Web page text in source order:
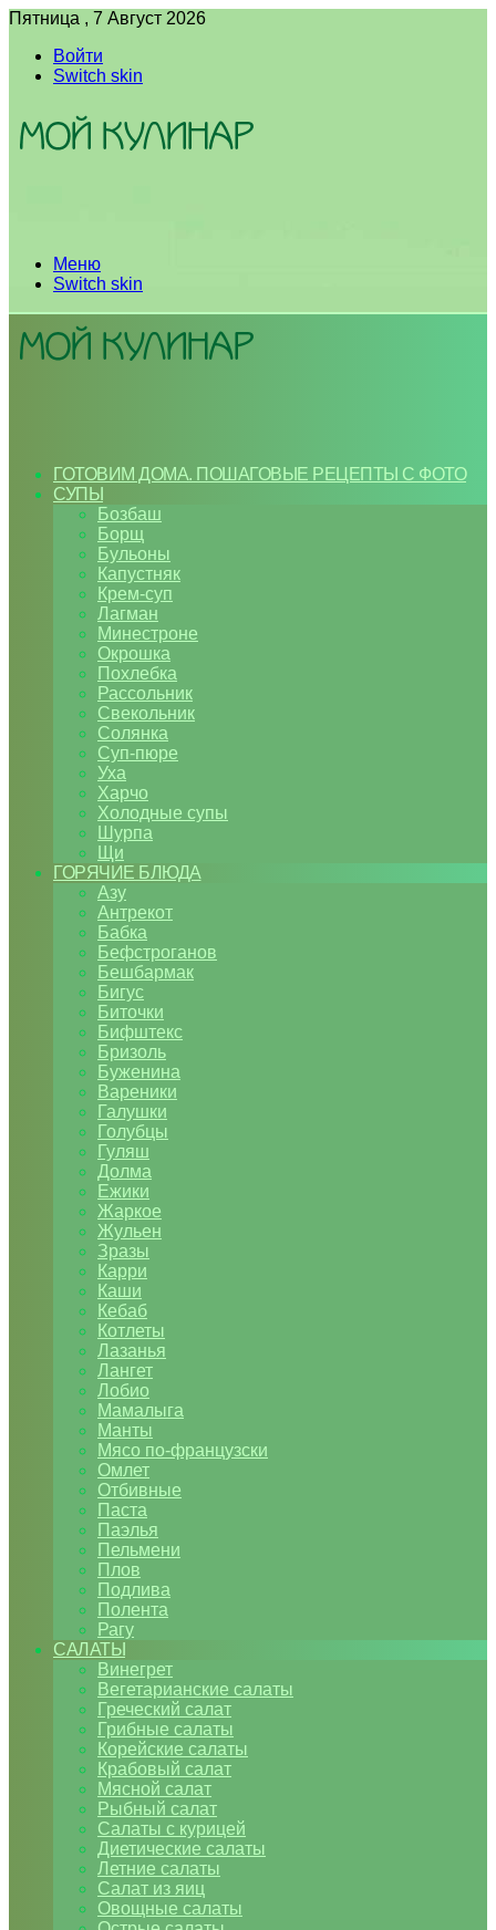
Пятница , 7 Август 2026
Войти
Switch skin
Меню
Switch skin
ГОТОВИМ ДОМА. ПОШАГОВЫЕ РЕЦЕПТЫ С ФОТО
СУПЫ
Бозбаш
Борщ
Бульоны
Капустняк
Крем-суп
Лагман
Минестроне
Окрошка
Похлебка
Рассольник
Свекольник
Солянка
Суп-пюре
Уха
Харчо
Холодные супы
Шурпа
Щи
ГОРЯЧИЕ БЛЮДА
Азу
Антрекот
Бабка
Бефстроганов
Бешбармак
Бигус
Биточки
Бифштекс
Бризоль
Буженина
Вареники
Галушки
Голубцы
Гуляш
Долма
Ежики
Жаркое
Жульен
Зразы
Карри
Каши
Кебаб
Котлеты
Лазанья
Лангет
Лобио
Мамалыга
Манты
Мясо по-французски
Омлет
Отбивные
Паста
Паэлья
Пельмени
Плов
Подлива
Полента
Рагу
САЛАТЫ
Винегрет
Вегетарианские салаты
Греческий салат
Грибные салаты
Корейские салаты
Крабовый салат
Мясной салат
Рыбный салат
Салаты с курицей
Диетические салаты
Летние салаты
Салат из яиц
Овощные салаты